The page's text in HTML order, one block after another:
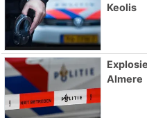
Keolis
Almere